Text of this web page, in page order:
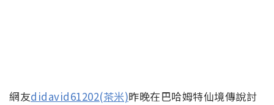
網友didavid61202(茶米)昨晚在巴哈姆特仙境傳說討